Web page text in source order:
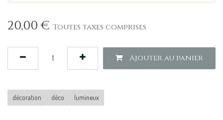
20,00€ Toutes taxes comprises
Ajouter au panier
décoration déco lumineux